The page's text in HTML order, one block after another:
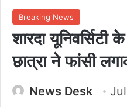
Breaking News
शारदा यूनिवर्सिटी
छात्रा ने फांसी
News Desk